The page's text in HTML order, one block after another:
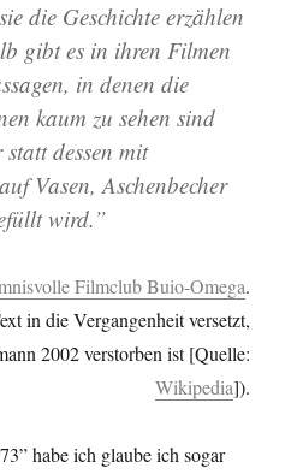
die Geschichte erzählen
gibt es in ihren Filmen
in denen die
kaum zu sehen sind
dessen mit
Vasen, Aschenbecher
wird.”
Filmclub Buio-Omega.
in die Vergangenheit versetzt,
2002 verstorben ist [Quelle:
Wikipedia]).
habe ich glaube ich sogar